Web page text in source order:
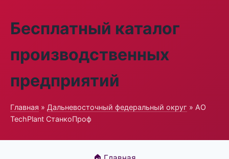
Бесплатный каталог
производственных
предприятий
Главная » Дальневосточный федеральный округ » АО
TechPlant СтанкоПроф